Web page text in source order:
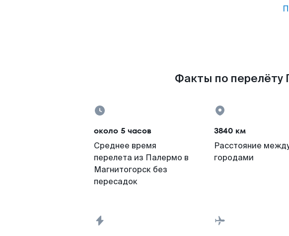
Факты по перелёту
около 5 часов
Среднее время
перелета из Палермо в
Магнитогорск без
пересадок
3840 км
Расстояние
городами